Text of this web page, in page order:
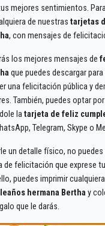
mejores sentimientos.
de nuestras tarjetas
, con mensajes de
los mejores mensajes de
que puedes descargar
una felicitación pública y
También, puedes optar
latarjeta de feliz
Telegram, Skype o
un detalle físico, no
de felicitación que exprese
puedes imprimir
hermana Bertha y
que le darás.